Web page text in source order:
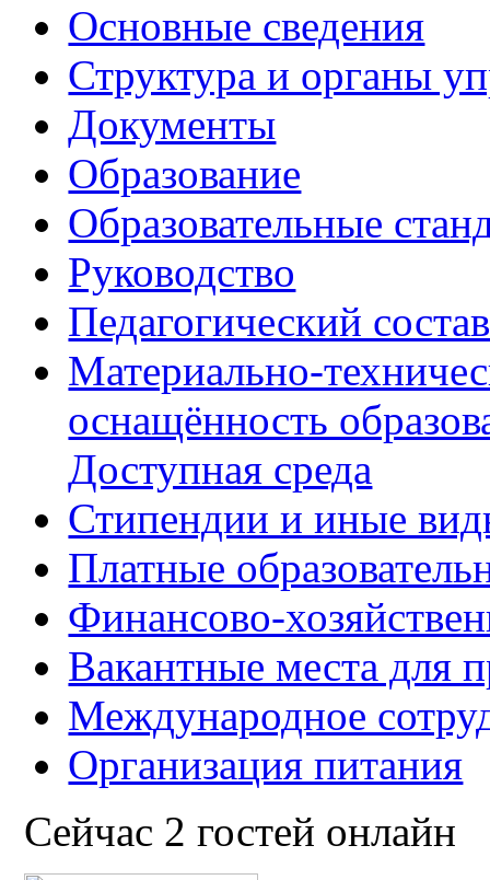
Основные сведения
Структура и органы
Документы
Образование
Образовательные
Руководство
Педагогический состав
Материально-
оснащённость
Доступная среда
Стипендии и иные
Платные
Финансово-
Вакантные места для
Международное
Организация питания
Сейчас 2 гостей онлайн